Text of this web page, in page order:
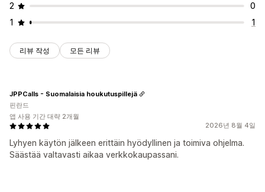
2
0
1
1
리뷰 작성 모든 리뷰
2026년 8월 4일
Lyhyen käytön jälkeen erittäin hyödyllinen ja toimiva ohjelma.
Säästää valtavasti aikaa verkkokaupassani.
JPPCalls - Suomalaisia houkutuspillejä
핀란드
앱 사용 기간 대략 2개월